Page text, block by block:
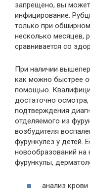
запрещено, вы
инфицирование.
только при
несколько месяцев,
сравнивается со
При наличии
как можно быстрее
помощью.
достаточно
подтверждения
отделяемого из
возбудителя
фурункулез у детей.
новообразований
фурункулы,
анализ крови